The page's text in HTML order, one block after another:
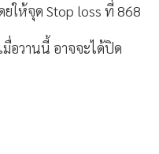
ให้จุด Stop loss ที่ 868
อวานนี้ อาจจะได้ปิด